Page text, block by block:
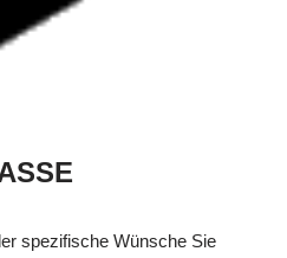
spezifische Wünsche Sie